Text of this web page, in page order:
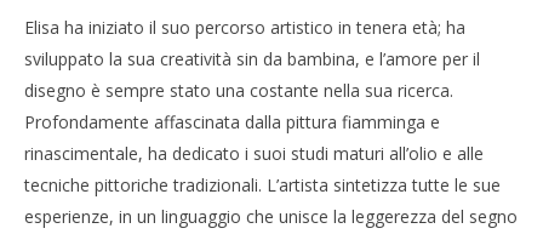
Elisa ha iniziato il suo percorso artistico in tenera età; ha
sviluppato la sua creatività sin da bambina, e l’amore per il
disegno è sempre stato una costante nella sua ricerca.
Profondamente affascinata dalla pittura fiamminga e
rinascimentale, ha dedicato i suoi studi maturi all’olio e alle
tecniche pittoriche tradizionali. L’artista sintetizza tutte le sue
esperienze, in un linguaggio che unisce la leggerezza del segno